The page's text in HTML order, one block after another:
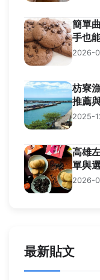
簡單
手也
2026-
枋寮
推薦
2025-
高雄
單與
2026-
最新貼文